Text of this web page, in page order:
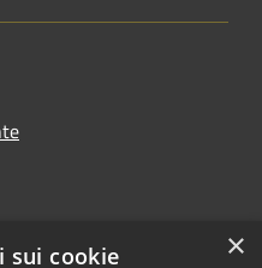
×
sui cookie